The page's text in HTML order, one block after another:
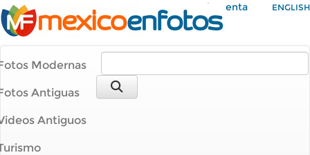
Mi Cuenta ENGLISH
Modernas
Antiguas
Antiguos